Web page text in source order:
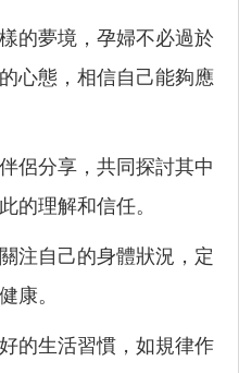
樣的夢境，孕婦不必過於
心態，相信自己能夠應
侶分享，共同探討其中
的理解和信任。
注自己的身體狀況，定
康。
好的生活習慣，如規律作